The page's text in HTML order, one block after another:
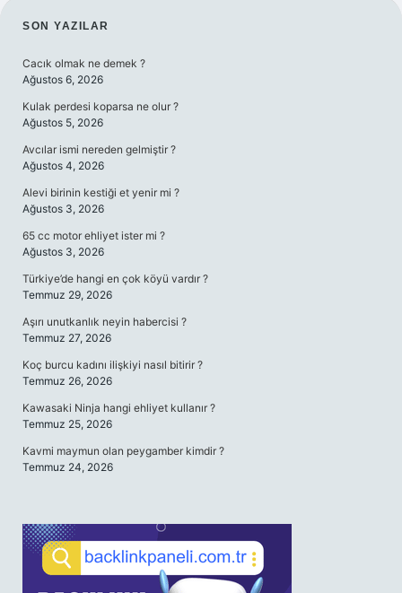
SIDEBAR
SON YAZILAR
Cacık olmak ne demek ?
Ağustos 6, 2026
Kulak perdesi koparsa ne olur ?
Ağustos 5, 2026
Avcılar ismi nereden gelmiştir ?
Ağustos 4, 2026
Alevi birinin kestiği et yenir mi ?
Ağustos 3, 2026
65 cc motor ehliyet ister mi ?
Ağustos 3, 2026
Türkiye’de hangi en çok köyü vardır ?
Temmuz 29, 2026
Aşırı unutkanlık neyin habercisi ?
Temmuz 27, 2026
Koç burcu kadını ilişkiyi nasıl bitirir ?
Temmuz 26, 2026
Kawasaki Ninja hangi ehliyet kullanır ?
Temmuz 25, 2026
Kavmi maymun olan peygamber kimdir ?
Temmuz 24, 2026